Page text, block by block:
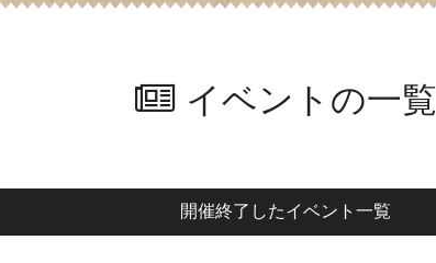
イベントの一覧
開催終了したイベント一覧